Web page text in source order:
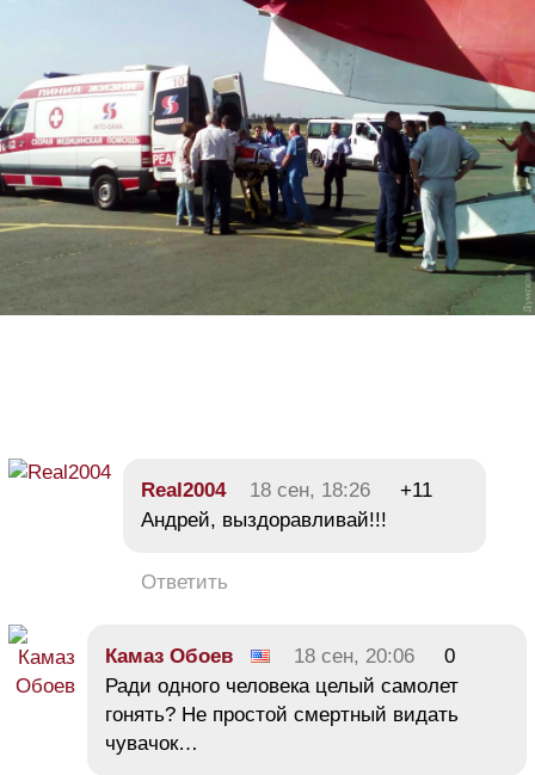
Real2004 18 сен, 18:26
+11
Андрей, выздоравливай!!!
Ответить
Камаз Обоев 18 сен, 20:06
0
Ради одного человека целый самолет
гонять? Не простой смертный видать
чувачок…